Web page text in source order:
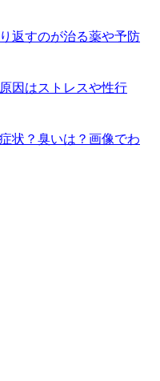
返すのが治る薬や予防
因はストレスや性行
状？臭いは？画像でわ